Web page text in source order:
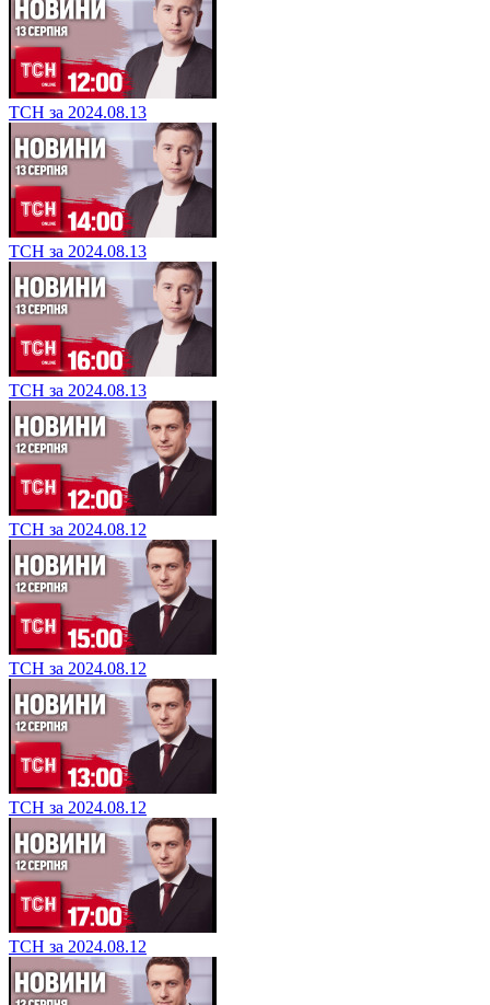
ТСН за 2024.08.13
ТСН за 2024.08.13
ТСН за 2024.08.13
ТСН за 2024.08.12
ТСН за 2024.08.12
ТСН за 2024.08.12
ТСН за 2024.08.12